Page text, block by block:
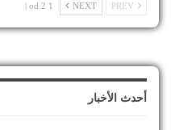
NEXT
1 od 2 |
أحدث الأخبار